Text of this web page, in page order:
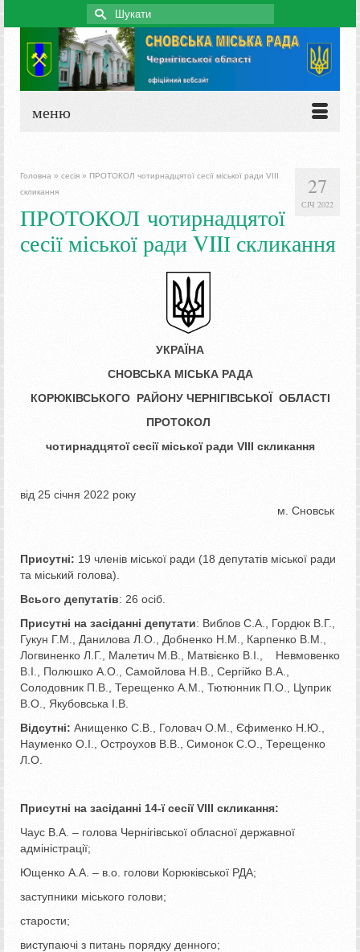
Search
for:
меню
27
СІЧ 2022
Головна » сесія » ПРОТОКОЛ чотирнадцятої сесії міської ради VIIІ
скликання
ПРОТОКОЛ чотирнадцятої
сесії міської ради VIIІ скликання
УКРАЇНА
СНОВСЬКА МІСЬКА РАДА
КОРЮКІВСЬКОГО РАЙОНУ ЧЕРНІГІВСЬКОЇ ОБЛАСТІ
ПРОТОКОЛ
чотирнадцятої сесії міської ради VIIІ скликання
від 25 січня 2022 року
м. Сновськ
Присутні: 19 членів міської ради (18 депутатів міської ради
та міський голова).
Всього депутатів: 26 осіб.
Присутні на засіданні депутати: Виблов С.А., Гордюк В.Г.,
Гукун Г.М., Данилова Л.О., Добненко Н.М., Карпенко В.М.,
Логвиненко Л.Г., Малетич М.В., Матвієнко В.І., Невмовенко
В.І., Полюшко А.О., Самойлова Н.В., Сергійко В.А.,
Солодовник П.В., Терещенко А.М., Тютюнник П.О., Цуприк
В.О., Якубовська І.В.
Відсутні: Анищенко С.В., Головач О.М., Єфименко Н.Ю.,
Науменко О.І., Остроухов В.В., Симонок С.О., Терещенко
Л.О.
Присутні на засіданні 14-ї сесії VIIІ скликання:
Чаус В.А. – голова Чернігівської обласної державної
адміністрації;
Ющенко А.А. – в.о. голови Корюківської РДА;
заступники міського голови;
старости;
виступаючі з питань порядку денного;